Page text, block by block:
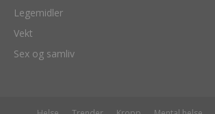
Legemidler
Vekt
Sex og samliv